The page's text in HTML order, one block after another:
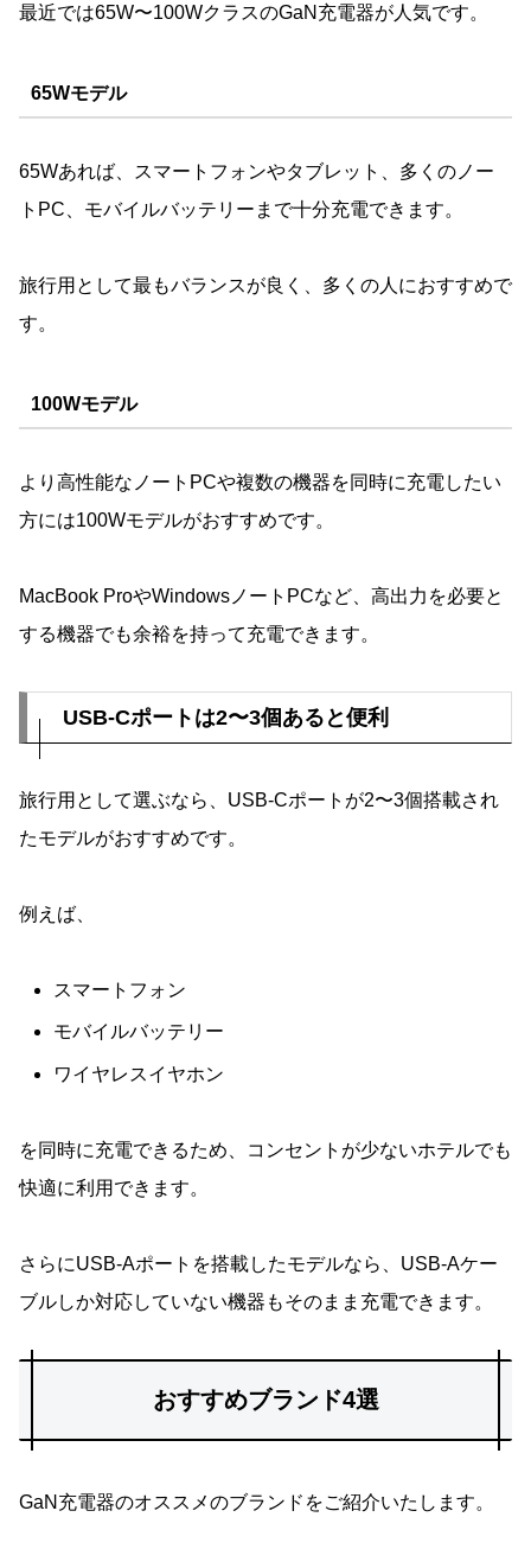
最近では65W〜100WクラスのGaN充電器が人気です。
65Wモデル
65Wあれば、スマートフォンやタブレット、多くのノー
トPC、モバイルバッテリーまで十分充電できます。
旅行用として最もバランスが良く、多くの人におすすめで
す。
100Wモデル
より高性能なノートPCや複数の機器を同時に充電したい
方には100Wモデルがおすすめです。
MacBook ProやWindowsノートPCなど、高出力を必要と
する機器でも余裕を持って充電できます。
USB-Cポートは2〜3個あると便利
旅行用として選ぶなら、USB-Cポートが2〜3個搭載され
たモデルがおすすめです。
例えば、
スマートフォン
モバイルバッテリー
ワイヤレスイヤホン
を同時に充電できるため、コンセントが少ないホテルでも
快適に利用できます。
さらにUSB-Aポートを搭載したモデルなら、USB-Aケー
ブルしか対応していない機器もそのまま充電できます。
おすすめブランド4選
GaN充電器のオススメのブランドをご紹介いたします。